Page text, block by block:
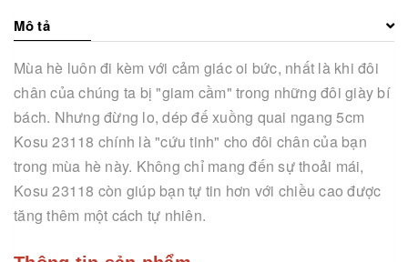
Mô tả
Mùa hè luôn đi kèm với cảm giác oi bức, nhất là khi đôi
chân của chúng ta bị "giam cầm" trong những đôi giày bí
bách. Nhưng đừng lo, dép đế xuồng quai ngang 5cm
Kosu 23118 chính là "cứu tinh" cho đôi chân của bạn
trong mùa hè này. Không chỉ mang đến sự thoải mái,
Kosu 23118 còn giúp bạn tự tin hơn với chiều cao được
tăng thêm một cách tự nhiên.